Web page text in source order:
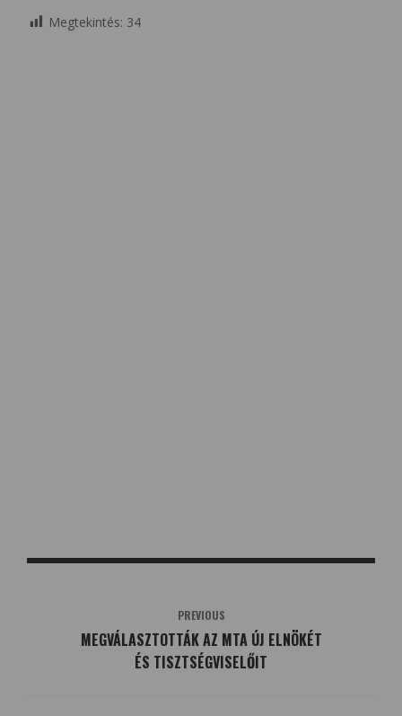
Megtekintés: 34
PREVIOUS
MEGVÁLASZTOTTÁK AZ MTA ÚJ ELNÖKÉT
ÉS TISZTSÉGVISELŐIT